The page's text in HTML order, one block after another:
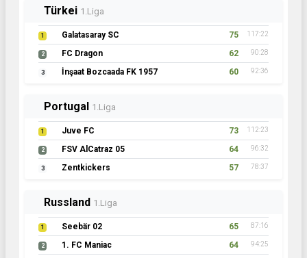
Türkei 1.Liga
1 Galatasaray SC 75 117:22
2 FC Dragon 62 90:28
3 İnşaat Bozcaada FK 1957 60 92:36
Portugal 1.Liga
1 Juve FC 73 112:23
2 FSV AlCatraz 05 64 96:32
3 Zentkickers 57 78:37
Russland 1.Liga
1 Seebär 02 65 87:16
2 1. FC Maniac 64 94:25